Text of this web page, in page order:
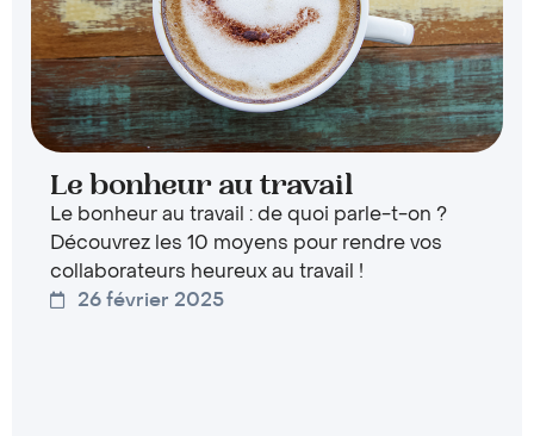
Le bonheur au travail
Le bonheur au travail : de quoi parle-t-on ?
Découvrez les 10 moyens pour rendre vos
collaborateurs heureux au travail !
26 février 2025